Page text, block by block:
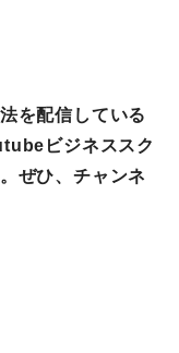
を配信している
ビジネススク
ぜひ、チャンネ